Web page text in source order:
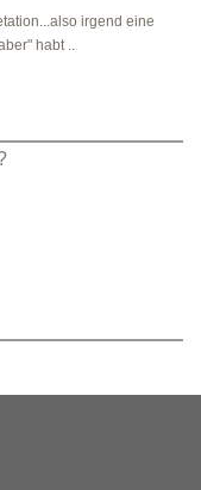
irgend eine
habt ..